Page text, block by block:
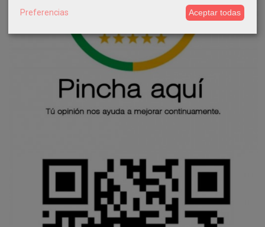
Preferencias Aceptar todas